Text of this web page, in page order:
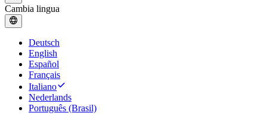
Cambia lingua
Deutsch
English
Español
Français
Italiano
Nederlands
Português (Brasil)